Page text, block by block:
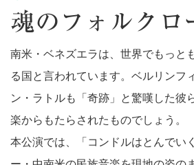
魂のフォルクロ
南米・ベネズエラは、世界でもっと
る国と言われています。ベルリンフ
ン・ラトルも「奇跡」と驚嘆した彼
楽からもたらされたものでしょう。
本公演では、「コンドルはとんでい